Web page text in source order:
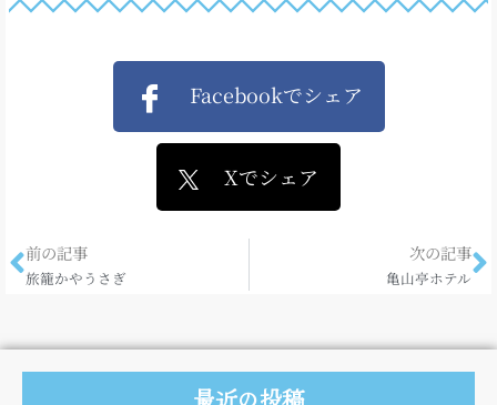
Facebookでシェア
Xでシェア
前の記事
旅籠かやうさぎ
次の記事
亀山亭ホテル
最近の投稿